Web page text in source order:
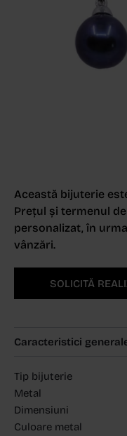
Această bijuterie
Prețul și termenul
personalizat, în
vânzări.
SOLICITĂ
Caracteristici
Tip bijuterie
Metal
Dimensiuni
Culoare metal